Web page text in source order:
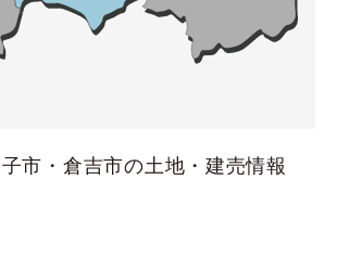
市・倉吉市の土地・建売情報